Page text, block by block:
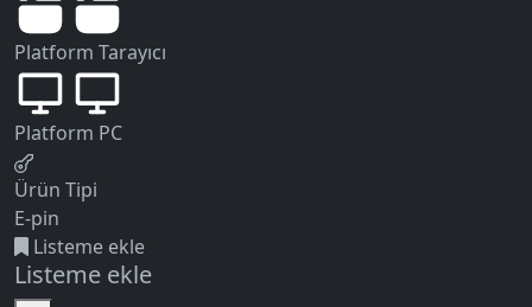
Platform Tarayıcı
Platform PC
Ürün Tipi
E-pin
Listeme ekle
Listeme ekle